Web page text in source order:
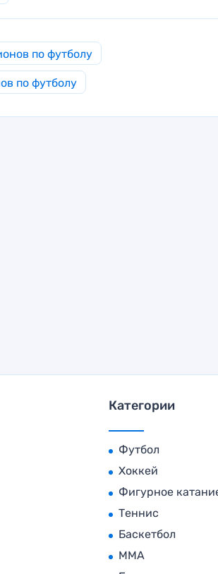
по футболу
по футболу
Категории
Футбол
Хоккей
Фигурное
Теннис
Баскетбол
MMA